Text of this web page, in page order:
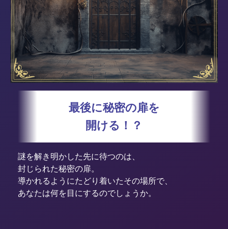
最後に秘密の扉を
開ける！？
謎を解き明かした先に待つのは、
封じられた秘密の扉。
導かれるようにたどり着いたその場所で、
あなたは何を目にするのでしょうか。